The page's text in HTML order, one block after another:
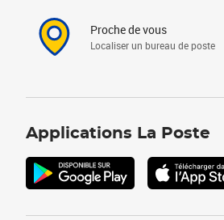
Proche de vous
Localiser un bureau de poste
Applications La Poste